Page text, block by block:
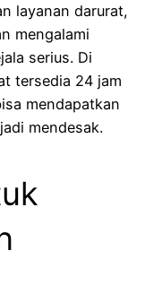
layanan darurat,
mengalami
serius. Di
tersedia 24 jam
mendapatkan
mendesak.